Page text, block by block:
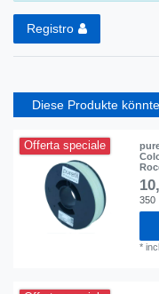
Registro
Diese Produkte
Offerta speciale
350
*